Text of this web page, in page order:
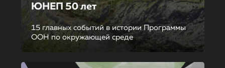
ЮНЕП 50 лет
15 главных событий в истории Программы
ООН по окружающей среде